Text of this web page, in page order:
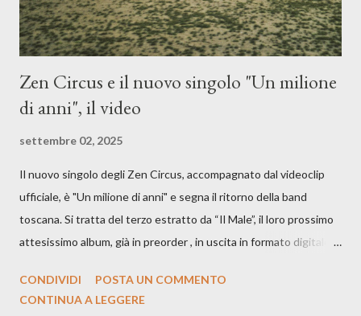
Zen Circus e il nuovo singolo "Un milione
di anni", il video
settembre 02, 2025
Il nuovo singolo degli Zen Circus, accompagnato dal videoclip
ufficiale, è "Un milione di anni" e segna il ritorno della band
toscana. Si tratta del terzo estratto da “Il Male”, il loro prossimo
attesissimo album, già in preorder , in uscita in formato digitale il
Records. GUARDA IL VIDEO: CREDITI Produced by A71
CONDIVIDI
POSTA UN COMMENTO
CONTINUA A LEGGERE